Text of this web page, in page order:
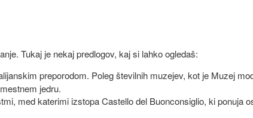
Tukaj je nekaj predlogov, kaj si lahko ogledaš:
preporodom. Poleg številnih muzejev, kot je Muzej
jedru.
med katerimi izstopa Castello del Buonconsiglio, ki ponuja